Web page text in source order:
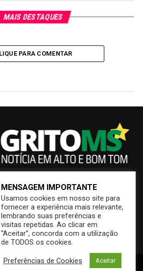
MAIS DESTAQUES
PARA COMENTAR
GRANDE BRASIL SAÚDE
ECONOMIA
EDUCAÇÃO INTERIOR PREFEITURA
Mantido por INDIOWEB – Soluções Online –
MENSAGEM IMPORTANTE
Usamos cookies em nosso site para
fornecer a experiência mais relevante,
lembrando suas preferências e
visitas repetidas. Ao clicar em
“Aceitar”, concorda com a utilização
de TODOS os cookies.
Preferências de Cookies Aceitar